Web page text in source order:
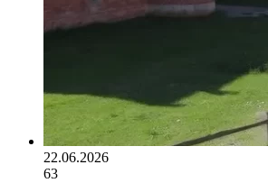
22.06.2026
63